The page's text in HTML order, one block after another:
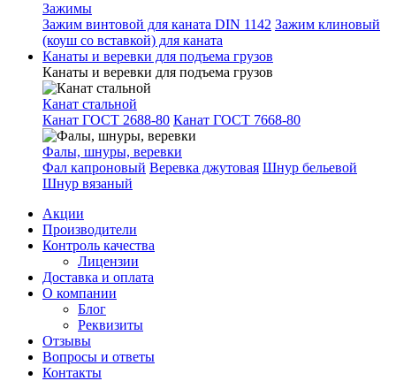
Зажимы
Зажим винтовой для каната DIN 1142 Зажим клиновый
(коуш со вставкой) для каната
Канаты и веревки для подъема грузов
Канаты и веревки для подъема грузов
Канат стальной
Канат ГОСТ 2688-80 Канат ГОСТ 7668-80
Фалы, шнуры, веревки
Фал капроновый Веревка джутовая Шнур бельевой
Шнур вязаный
Акции
Производители
Контроль качества
Лицензии
Доставка и оплата
О компании
Блог
Реквизиты
Отзывы
Вопросы и ответы
Контакты